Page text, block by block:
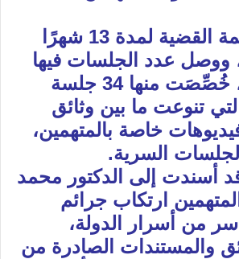
تداولت المحكمة القضية لمدة 13 شهرًا
عدد الجلسات فيها
إلى 92 جلسة، خُصِّصَت منها 34 جلسة
تنوعت ما بين وثائق
خاصة بالمتهمين،
السرية.
قد أسندت إلى الدكتور محمد
ارتكاب جرائم
من أسرار الدولة،
والمستندات الصادرة من